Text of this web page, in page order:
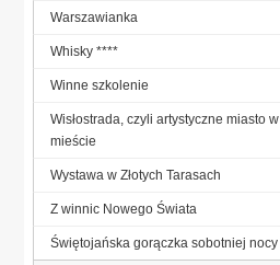
Warszawianka
Whisky ****
Winne szkolenie
Wisłostrada, czyli artystyczne miasto w
mieście
Wystawa w Złotych Tarasach
Z winnic Nowego Świata
Świętojańska gorączka sobotniej nocy